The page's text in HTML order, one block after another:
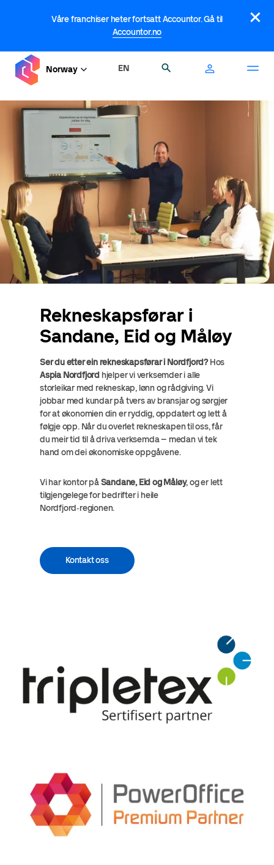
Våre franchiser heter fortsatt Accountor. Gå til
Accountor.no
×
Norway EN
Rekneskapsførar i
Sandane, Eid og Måløy
Ser du etter ein rekneskapsførar i Nordfjord?Hos
Aspia Nordfjord hjelper vi verksemder i alle
storleikar med rekneskap, lønn og rådgiving. Vi
jobbar med kundar på tvers av bransjar og sørgjer
for at økonomien din er ryddig, oppdatert og lett å
følgje opp. Når du overlet rekneskapen til oss, får
du meir tid til å driva verksemda – medan vi tek
hand om dei økonomiske oppgåvene.
Vi har kontor påSandane, Eid og Måløy, og er lett
tilgjengelege for bedrifter i heile
Nordfjord‑regionen.
Kontakt oss